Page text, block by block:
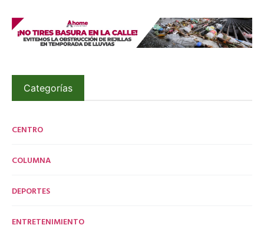
Categorías
CENTRO
COLUMNA
DEPORTES
ENTRETENIMIENTO